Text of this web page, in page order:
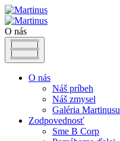
O nás
O nás
Náš príbeh
Náš zmysel
Galéria Martinusu
Zodpovednosť
Sme B Corp